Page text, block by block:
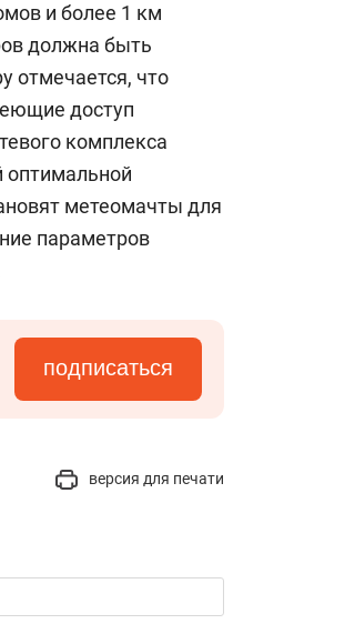
и более 1 км
должна быть
отмечается, что
доступ
комплекса
оптимальной
метеомачты для
параметров
подписаться
версия для печати